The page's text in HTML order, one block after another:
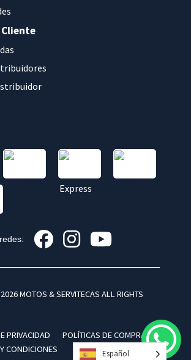
MOTOS & SERVITECAS ALL RIGHTS
PRIVACIDAD
POLÍTICAS DE COMPRA
CONDICIONES
Español